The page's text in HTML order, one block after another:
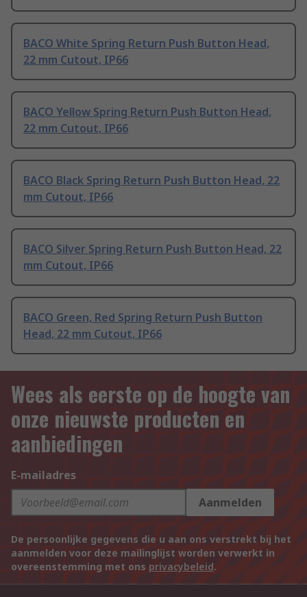
BACO White Spring Return Push Button Head,
22 mm Cutout, IP66
BACO Yellow Spring Return Push Button Head,
22 mm Cutout, IP66
BACO Black Spring Return Push Button Head, 22
mm Cutout, IP66
BACO Silver Spring Return Push Button Head, 22
mm Cutout, IP66
BACO Green, Red Spring Return Push Button
Head, 22 mm Cutout, IP66
Wees als eerste op de hoogte van
onze nieuwste producten en
aanbiedingen
E-mailadres
Aanmelden
De persoonlijke gegevens die u aan ons verstrekt bij het
aanmelden voor deze mailinglijst worden verwerkt in
overeenstemming met ons privacybeleid.